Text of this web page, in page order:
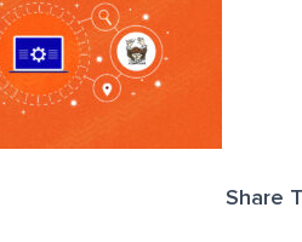
Share